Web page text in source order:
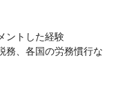
ントした経験
務、各国の労務慣行な